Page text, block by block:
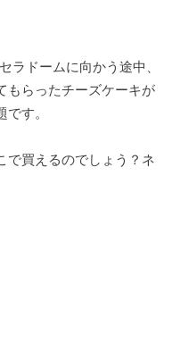
ラドームに向かう途中、
もらったチーズケーキが
す。
で買えるのでしょう？ネ